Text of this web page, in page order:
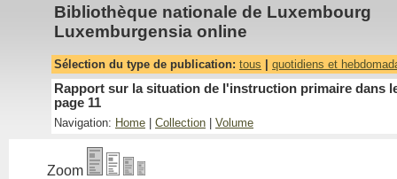
Bibliothèque nationale de Luxembourg
Luxemburgensia online
Sélection du type de publication: tous quotidiens et
Rapport sur la situation de l'instruction primaire dans
page 11
Navigation: Home Collection Volume
Zoom